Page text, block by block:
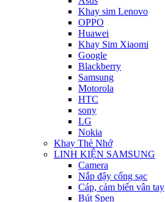
Khay sim Lenovo
OPPO
Huawei
Khay Sim Xiaomi
Google
Blackberry
Samsung
Motorola
HTC
sony
LG
Nokia
Khay Thẻ Nhớ
LINH KIỆN SAMSUNG
Camera
Nắp đậy cổng sạc
Cáp, cảm biến vân tay
Bút Spen